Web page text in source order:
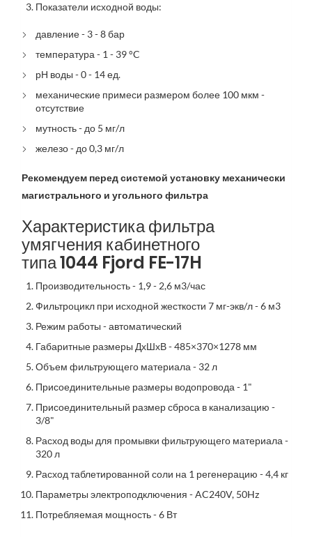
Показатели исходной воды:
давление - 3 - 8 бар
температура - 1 - 39 °C
рН воды - 0 - 14 ед.
механические примеси размером более 100 мкм -
отсутствие
мутность - до 5 мг/л
железо - до 0,3 мг/л
Рекомендуем перед системой установку механически
магистрального и угольного фильтра
Характеристика фильтра
умягчения кабинетного
типа 1044 Fjord FE-17H
Производительность - 1,9 - 2,6 м3/час
Фильтроцикл при исходной жесткости 7 мг-экв/л - 6 м3
Режим работы - автоматический
Габаритные размеры ДхШхВ - 485×370×1278 мм
Объем фильтрующего материала - 32 л
Присоединительные размеры водопровода - 1"
Присоединительный размер сброса в канализацию -
3/8"
Расход воды для промывки фильтрующего материала -
320 л
Расход таблетированной соли на 1 регенерацию - 4,4 кг
Параметры электроподключения - AC240V, 50Hz
Потребляемая мощность - 6 Вт